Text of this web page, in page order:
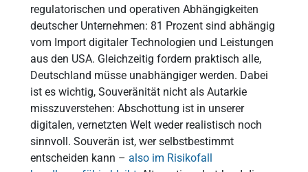
regulatorischen und operativen Abhängigkeiten
deutscher Unternehmen: 81 Prozent sind abhängig
vom Import digitaler Technologien und Leistungen
aus den USA. Gleichzeitig fordern praktisch alle,
Deutschland müsse unabhängiger werden. Dabei
ist es wichtig, Souveränität nicht als Autarkie
misszuverstehen: Abschottung ist in unserer
digitalen, vernetzten Welt weder realistisch noch
sinnvoll. Souverän ist, wer selbstbestimmt
entscheiden kann – also im Risikofall